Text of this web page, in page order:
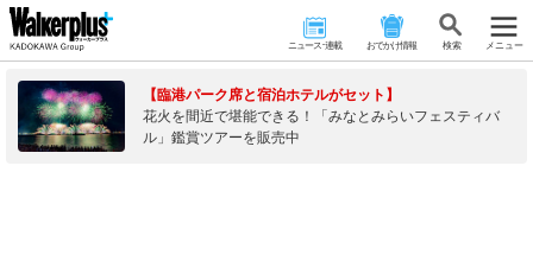
ニュース･連載 おでかけ情報 検 索 メニュー
【臨港パーク席と宿泊ホテルがセット】
花火を間近で堪能できる！「みなとみらいフェスティバ
ル」鑑賞ツアーを販売中